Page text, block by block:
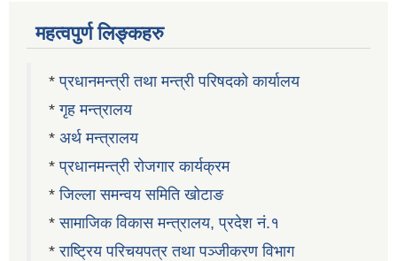
महत्वपुर्ण लिङ्कहरु
*प्रधानमन्त्री तथा मन्त्री परिषदको कार्यालय
*गृह मन्त्रालय
* अर्थ मन्त्रालय
*प्रधानमन्त्री रोजगार कार्यक्रम
*जिल्ला समन्वय समिति खोटाङ
*सामाजिक विकास मन्त्रालय, प्रदेश नं.१
*राष्ट्रिय परिचयपत्र तथा पञ्जीकरण विभाग